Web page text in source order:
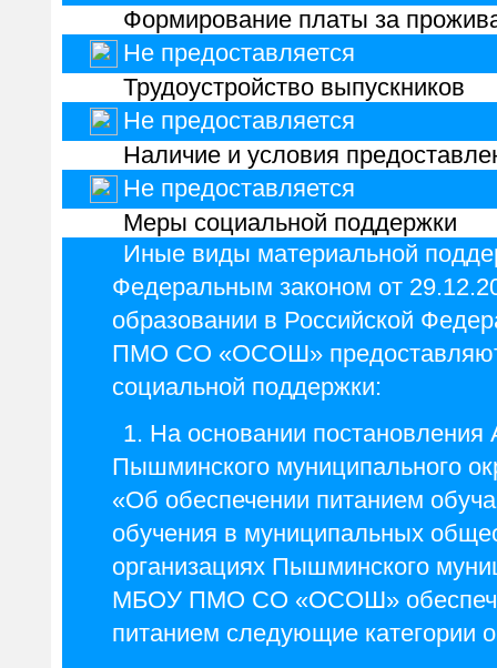
Формирование платы за
Не предоставляется
Трудоустройство выпускников
Не предоставляется
Наличие и условия
Не предоставляется
Меры социальной поддержки
Иные виды материальной
Федеральным законом от
образовании в Российской
ПМО СО «ОСОШ»
социальной поддержки:
1. На основании постановления
Пышминского муниципального
«Об обеспечении питанием
обучения в муниципальных
организациях Пышминского
МБОУ ПМО СО «ОСОШ»
питанием следующие категории